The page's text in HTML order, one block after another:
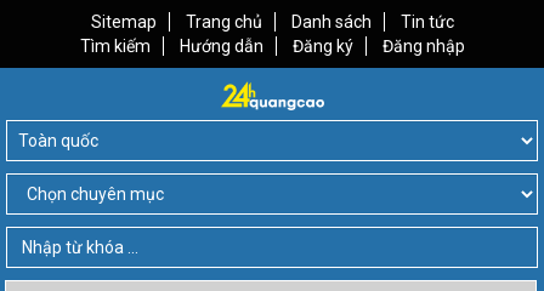
Sitemap Trang chủ Danh sách
Tin tức
Tìm kiếm
Hướng dẫn Đăng ký Đăng nhập